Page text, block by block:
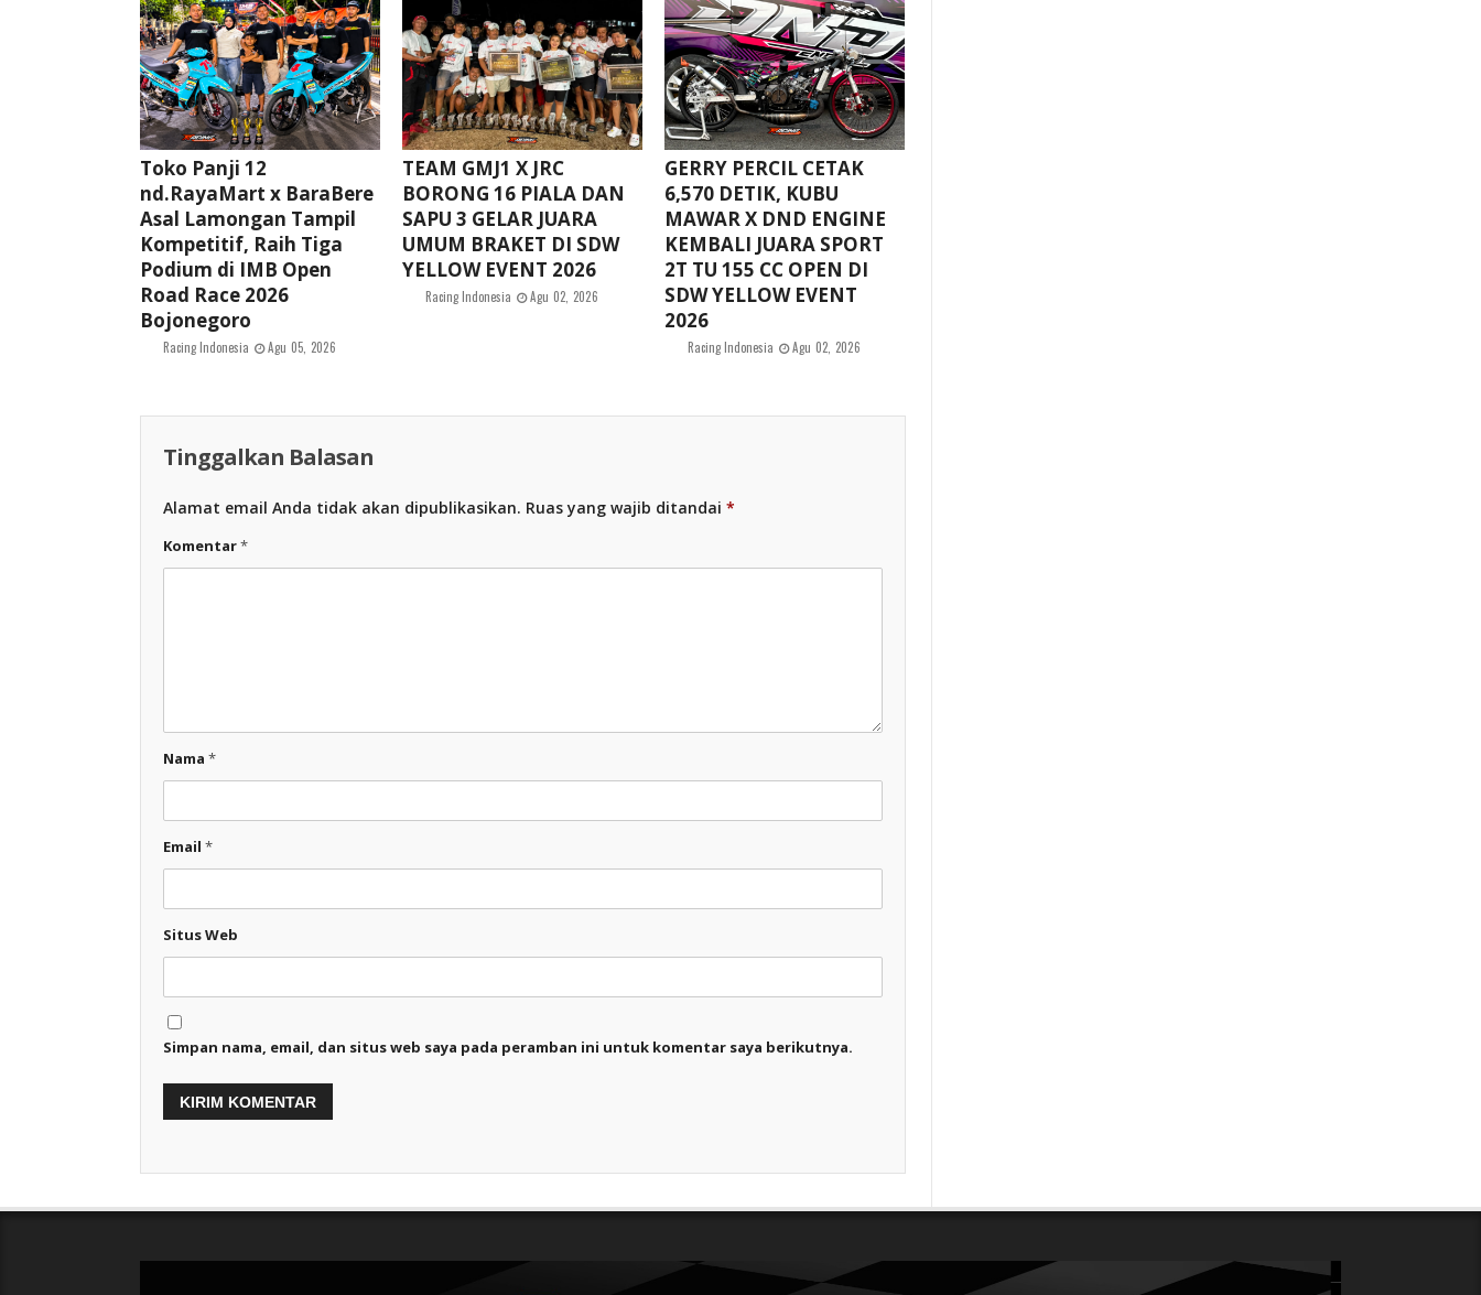
Toko Panji 12
nd.RayaMart x BaraBere
Asal Lamongan Tampil
Kompetitif, Raih Tiga
Podium di IMB Open
Road Race 2026
Bojonegoro
Racing Indonesia Agu 05, 2026
TEAM GMJ1 X JRC
BORONG 16 PIALA DAN
SAPU 3 GELAR JUARA
UMUM BRAKET DI SDW
YELLOW EVENT 2026
Racing Indonesia Agu 02, 2026
GERRY PERCIL CETAK
6,570 DETIK, KUBU
MAWAR X DND ENGINE
KEMBALI JUARA SPORT
2T TU 155 CC OPEN DI
SDW YELLOW EVENT
2026
Racing Indonesia Agu 02, 2026
Tinggalkan Balasan
Alamat email Anda tidak akan dipublikasikan. Ruas yang wajib ditandai *
Komentar*
Nama *
Email *
Situs Web
Simpan nama, email, dan situs web saya pada peramban ini untuk komentar saya berikutnya.